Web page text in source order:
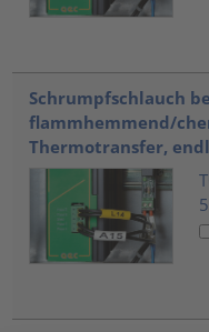
Schrumpfschlauch
flammhemmend/
Thermotransfer,